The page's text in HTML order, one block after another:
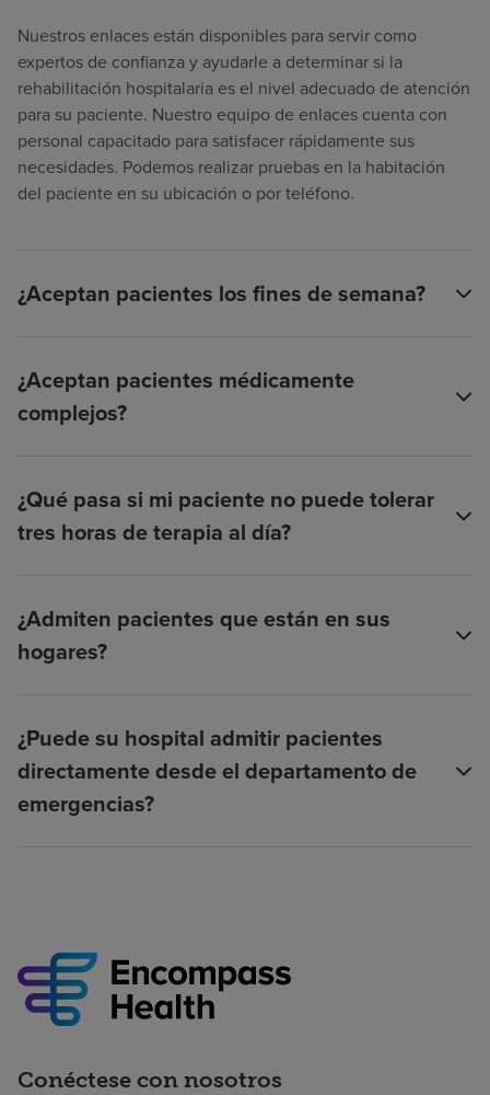
Nuestros enlaces están disponibles para servir como
expertos de confianza y ayudarle a determinar si la
rehabilitación hospitalaria es el nivel adecuado de atención
para su paciente. Nuestro equipo de enlaces cuenta con
personal capacitado para satisfacer rápidamente sus
necesidades. Podemos realizar pruebas en la habitación
del paciente en su ubicación o por teléfono.
¿Aceptan pacientes los fines de semana?
¿Aceptan pacientes médicamente
complejos?
¿Qué pasa si mi paciente no puede tolerar
tres horas de terapia al día?
¿Admiten pacientes que están en sus
hogares?
¿Puede su hospital admitir pacientes
directamente desde el departamento de
emergencias?
Conéctese con nosotros